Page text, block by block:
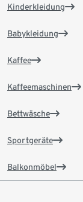
Kinderkleidung
Babykleidung
Kaffee
Kaffeemaschinen
Bettwäsche
Sportgeräte
Balkonmöbel